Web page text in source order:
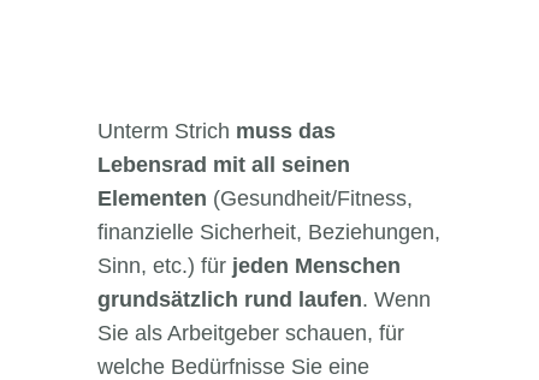
Unterm Strich muss das
Lebensrad mit all seinen
Elementen (Gesundheit/Fitness,
finanzielle Sicherheit, Beziehungen,
Sinn, etc.) für jeden Menschen
grundsätzlich rund laufen. Wenn
Sie als Arbeitgeber schauen, für
welche Bedürfnisse Sie eine